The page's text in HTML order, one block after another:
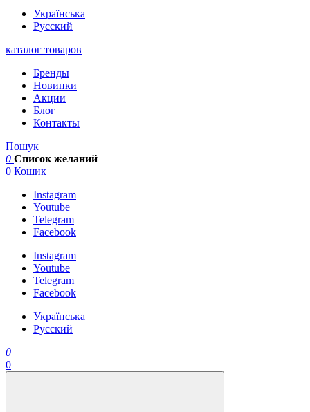
Українська
Русский
каталог товаров
Бренды
Новинки
Акции
Блог
Контакты
Пошук
0 Список желаний
0 Кошик
Instagram
Youtube
Telegram
Facebook
Instagram
Youtube
Telegram
Facebook
Українська
Русский
0
0